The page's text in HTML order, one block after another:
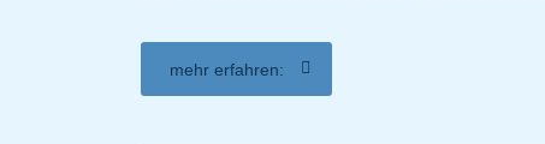
mehr erfahren: